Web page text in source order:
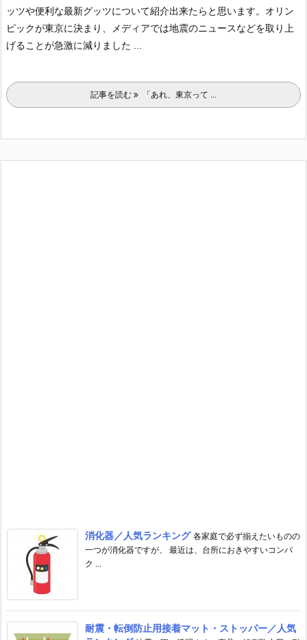
ッツや便利な最新グッツについて紹介出来たらと思います。 オリン
ピックが東京に決まり、メディアでは地震のニュースなどを取り上
げることが急激に減りました ...
記事を読む 「あれ、東京って ...
消化器／人気ランキング 各家庭で必ず揃えたいものの
一つが消化器ですが、 最近は、台所におきやすいコンパ
ク ...
耐震・転倒防止用接着マット・ストッパー／人気